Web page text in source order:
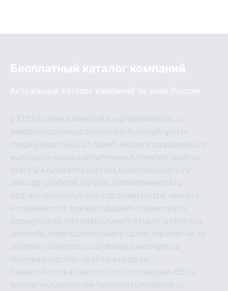
Бесплатный каталог компаний
Актуальный каталог компаний по всей России
03223.ruufille.rukrasotata.ruprazdnikdushi.ru
veetbox.rucinemapost.ruciam-fr.rukraft-you.ru
mega-press.ru03223.ruweb-explore.ru rastenuya.ru
eurovision-russia.rustrah-news.rufreeride-team.ru
itrack-24.rusexshopexpress.ruautostudiopro.ru
alabuga-cityhotel.rupornv.ruatlantpereezd.ru
bud-em-znakomye.rua-cdc.ruelektrostal-news.ru
korolevremont-market.rubudem-znakomye.ru
oooagrosnab.rufpodaso.ruemfire.rupro-otdelky.ru
ukrasotki.ruseksuzbek.ruseks-uzbek.ruporno-vk.ru
sovratili.ruolecoon.ruvd-dosug.ruadonyev.ru
rbc-news.ruporno-skvirt.rukrospr.ru
13autor-kolonka.rusormol.ru2rich.ru hostel-65.ru
hostserve.ruporno-na-russkom.ru mishinlab.ru